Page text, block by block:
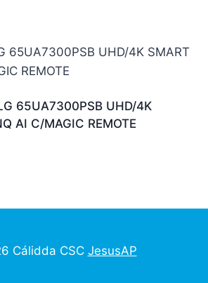
65UA7300PSB UHD/4K
AI C/MAGIC REMOTE
Cálidda CSC JesusAP